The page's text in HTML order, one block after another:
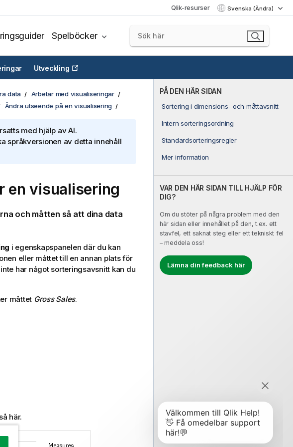
Qlik-resurser Svenska (Ändra)
Spelböcker
Utveckling
PÅ DEN HÄR SIDAN
Sortering i dimensions- och måttavsnitt
Intern sorteringsordning
Standardsorteringsregler
Mer information
VAR DEN HÄR SIDAN TILL HJÄLP FÖR
DIG?
Om du stöter på några problem med den
här sidan eller innehållet på den, t.ex. ett
stavfel, ett saknat steg eller ett tekniskt fel
– meddela oss!
Lämna din feedback här
data
Arbetar med visualiseringar
Ändra utseende på en visualisering
med hjälp av AI.
språkversionen av detta innehåll
en visualisering
och måtten så att dina data
i egenskapspanelen där du kan
eller måttet till en annan plats för
har något sorteringsavsnitt kan du
måttet Gross Sales.
här.